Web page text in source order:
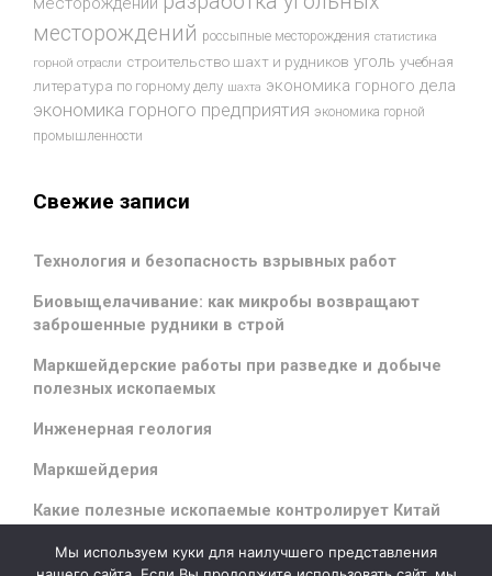
месторождений россыпные месторождения статистика
горной отрасли строительство шахт и рудников уголь учебная
литература по горному делу шахта экономика горного дела
экономика горного предприятия экономика горной
промышленности
Свежие записи
Технология и безопасность взрывных работ
Биовыщелачивание: как микробы возвращают
заброшенные рудники в строй
Маркшейдерские работы при разведке и добыче
полезных ископаемых
Инженерная геология
Маркшейдерия
Какие полезные ископаемые контролирует Китай
Мы используем куки для наилучшего представления